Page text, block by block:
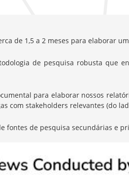
de 1,5 a 2 meses para elaborar
de pesquisa robusta
para elaborar nossos
com stakeholders relevantes (do
fontes de pesquisa secundárias e